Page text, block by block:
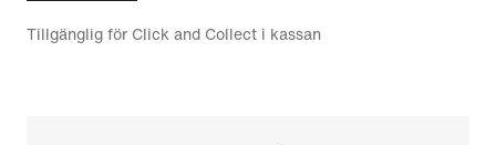
Tillgänglig för Click and Collect i kassan